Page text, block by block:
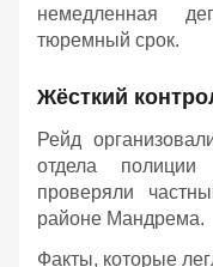
немедленная
тюремный срок.
Жёсткий
Рейд
отдела
проверяли
районе Мандрема.
Факты, которые